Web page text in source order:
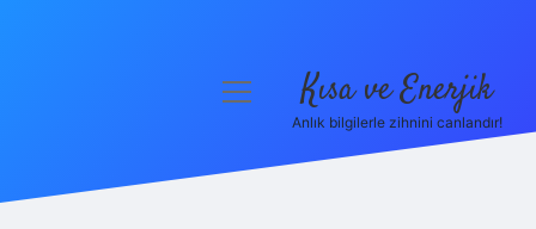
menüyü
Kısa ve Enerjik
Anlık bilgilerle zihnini canlandır!